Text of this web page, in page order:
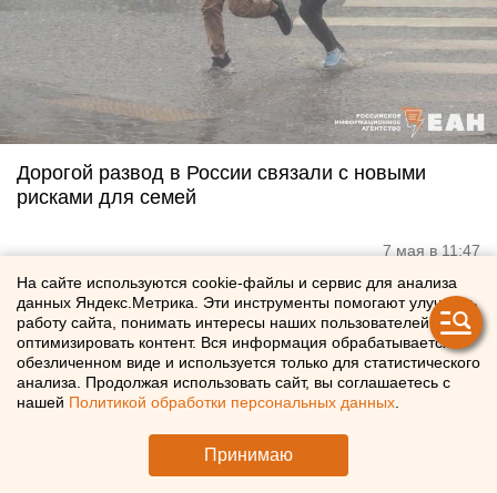
Дорогой развод в России связали с новыми
рисками для семей
7 мая в 11:47
На сайте используются cookie-файлы и сервис для анализа
данных Яндекс.Метрика. Эти инструменты помогают улучшать
работу сайта, понимать интересы наших пользователей и
оптимизировать контент. Вся информация обрабатывается в
обезличенном виде и используется только для статистического
анализа. Продолжая использовать сайт, вы соглашаетесь с
нашей Политикой обработки персональных данных
Принимаю